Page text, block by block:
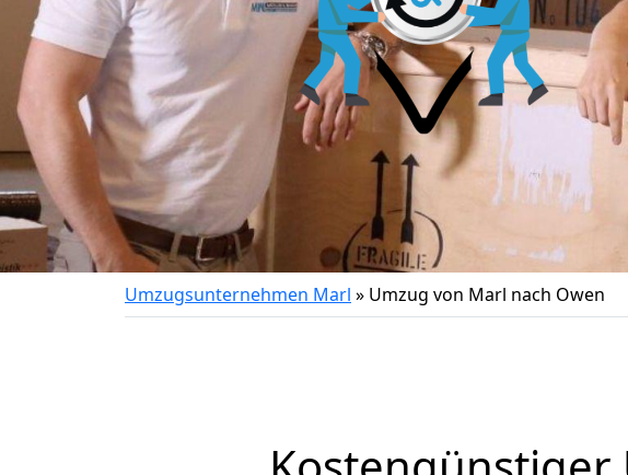
Umzugsunternehmen Marl » Umzug von Marl nach Owen